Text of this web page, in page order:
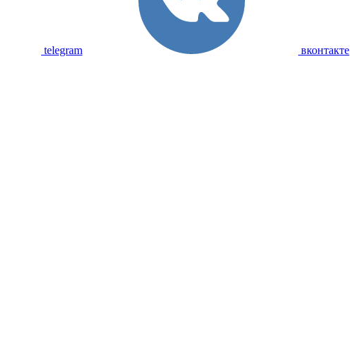
telegram
вконтакте